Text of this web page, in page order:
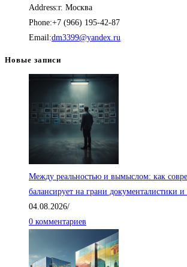
–
50,000.00₽
Address:г. Москва
Phone:+7 (966) 195-42-87
Email:dm3399@yandex.ru
Новые записи
Между реальностью и вымыслом: как
балансирует на грани документалистики и
04.08.2026/
0 комментариев